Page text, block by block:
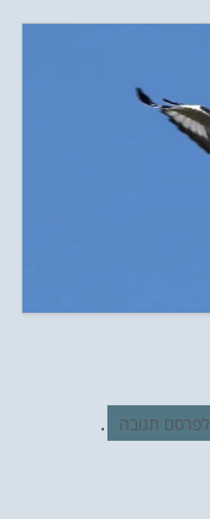
לפרסם תגובה .